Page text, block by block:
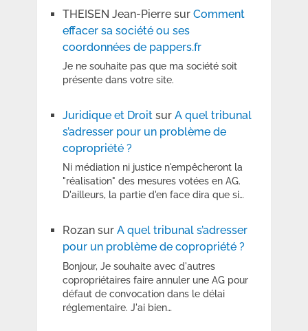
THEISEN Jean-Pierresur Comment
effacer sa société ou ses
coordonnées de pappers.fr
Je ne souhaite pas que ma société soit
présente dans votre site.
Juridique et Droitsur A quel tribunal
s’adresser pour un problème de
copropriété ?
Ni médiation ni justice n'empêcheront la
"réalisation" des mesures votées en AG.
D'ailleurs, la partie d'en face dira que si…
Rozansur A quel tribunal s’adresser
pour un problème de copropriété ?
Bonjour, Je souhaite avec d'autres
copropriétaires faire annuler une AG pour
défaut de convocation dans le délai
réglementaire. J'ai bien…